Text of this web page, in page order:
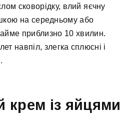
сковорідку, влий яєчну
на середньому або
приблизно 10 хвилин.
навпіл, злегка сплюсні і
крем із яйцями